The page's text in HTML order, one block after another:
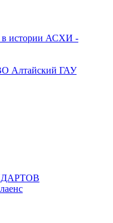
в истории АСХИ -
Алтайский ГАУ